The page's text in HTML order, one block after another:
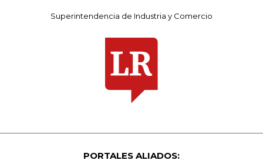
Superintendencia de Industria y Comercio
PORTALES ALIADOS: